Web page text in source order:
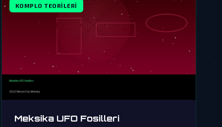
KOMPLO TEORILERI
Meksika UFO Fosilleri